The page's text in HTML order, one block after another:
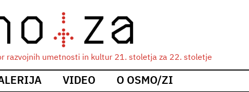
razvojnih umetnosti in kultur 21. stoletja za 22. stoletje
VIDEO O OSMO/ZI